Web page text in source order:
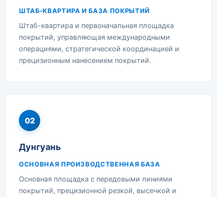
ШТАБ-КВАРТИРА И БАЗА ПОКРЫТИЙ
Штаб-квартира и первоначальная площадка
покрытий, управляющая международными
операциями, стратегической координацией и
прецизионным нанесением покрытий.
02
Дунгуань
ОСНОВНАЯ ПРОИЗВОДСТВЕННАЯ БАЗА
Основная площадка с передовыми линиями
покрытий, прецизионной резкой, высечкой и